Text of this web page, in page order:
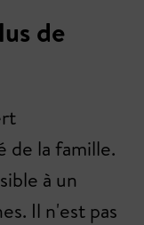
de
de la famille.
à un
Il n'est pas